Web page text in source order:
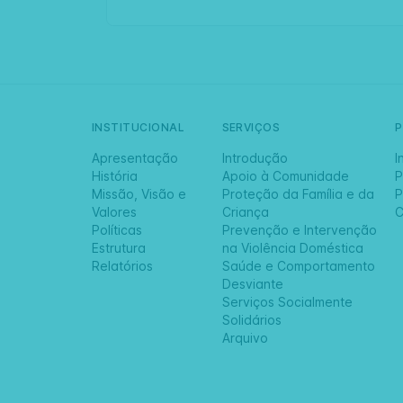
INSTITUCIONAL
Apresentação
História
Missão, Visão e
Valores
Políticas
Estrutura
Relatórios
SERVIÇOS
Introdução
Apoio à Comunidade
Proteção da Família e da
Criança
Prevenção e Intervenção
na Violência Doméstica
Saúde e Comportamento
Desviante
Serviços Socialmente
Solidários
Arquivo